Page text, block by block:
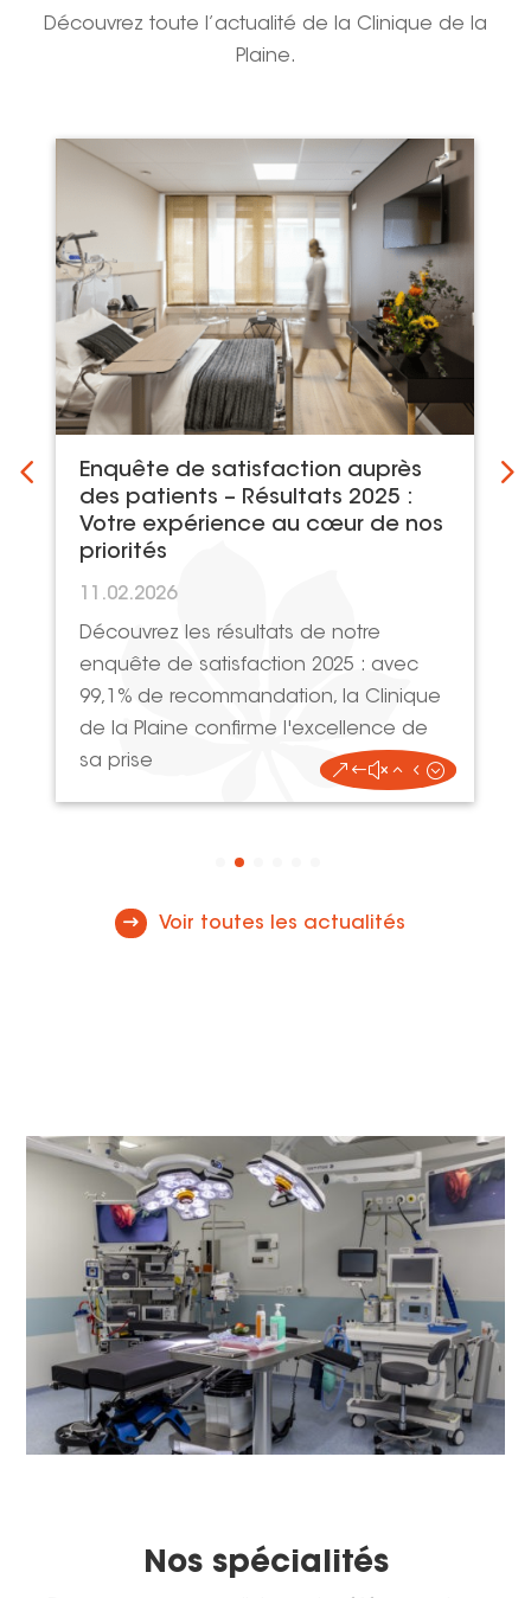
Découvrez toute l’actualité de la Clinique de la
Plaine.
Enquête de satisfaction auprès
des patients – Résultats 2025 :
Votre expérience au cœur de nos
priorités
11.02.2026
Découvrez les résultats de notre
enquête de satisfaction 2025 : avec
99,1% de recommandation, la Clinique
de la Plaine confirme l'excellence de
sa prise
Voir toutes les actualités
Nos spécialités